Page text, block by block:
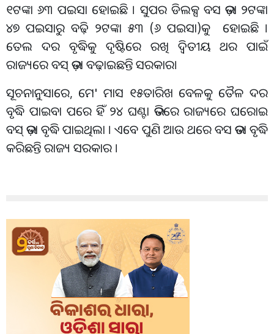
୧ଟଙ୍କା ୬୩ ପଇସା ହୋଇଛି । ସୁପର ଡିଲକ୍ସ ବସ ଭଡ଼ା ୨ଟଙ୍କା
୪୭ ପଇସାରୁ ବଢ଼ି ୨ଟଙ୍କା ୫୩ (୬ ପଇସା)କୁ ହୋଇଛି ।
ତେଲ ଦର ବୃଦ୍ଧିକୁ ଦୃଷ୍ଟିରେ ରଖି ଦ୍ବିତୀୟ ଥର ପାଇଁ
ରାଜ୍ୟରେ ବସ୍ ଭଡ଼ା ବଢ଼ାଇଛନ୍ତି ସରକାର।
ସୂଚନାନୁସାରେ, ମେ' ମାସ ୧୫ତାରିଖ ବେଳକୁ ତୈଳ ଦର
ବୃଦ୍ଧି ପାଇବା ପରେ ହିଁ ୨୪ ଘଣ୍ଟା ଭିତରେ ରାଜ୍ୟରେ ଘରୋଇ
ବସ୍ ଭଡ଼ା ବୃଦ୍ଧି ପାଇଥିଲା । ଏବେ ପୁଣି ଆଉ ଥରେ ବସ ଭଡା ବୃଦ୍ଧି
କରିଛନ୍ତି ରାଜ୍ୟ ସରକାର ।